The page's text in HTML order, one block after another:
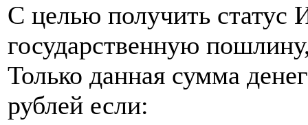
С целью получить статус
государственную
Только данная сумма
рублей если: